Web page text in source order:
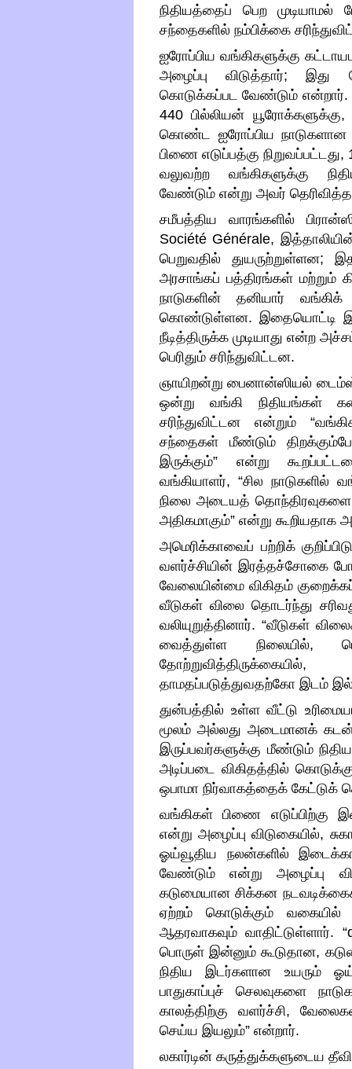
நிதியத்தைப் பெற முடியாமல்
சந்தைகளில் நம்பிக்கை
ஐரோப்பிய வங்கிகளுக்கு
அழைப்பு விடுத்தார்;இது
கொடுக்கப்பட வேண்டும் என்றார்.
440பில்லியன் யூரோக்களுக்கு
கொண்ட ஐரோப்பிய நாடுகளான
பிணை எடுப்பத்கு நிறுவப்பட்டது,
வலுவற்ற வங்கிகளுக்கு
வேண்டும் என்று அவர்
சமீபத்திய வாரங்களில்
Société Générale,
பெறுவதில் துயருற்றுள்ளன;
அரசாங்கப் பத்திரங்கள்
நாடுகளின் தனியார் வங்கிக்
கொண்டுள்ளன. இதையொட்டி
நீடித்திருக்க முடியாது என்ற
பெரிதும் சரிந்துவிட்டன.
ஞாயிறன்று பைனான்ஸியல்
ஒன்று வங்கி நிதியங்கள்
சரிந்துவிட்டன என்றும் “
சந்தைகள் மீண்டும்
இருக்கும்” என்று
வங்கியாளர், “சில நாடுகளில்
நிலை அடையத்
அதிகமாகும்” என்று கூறியதாக
அமெரிக்காவைப் பற்றிக்
வளர்ச்சியின் இரத்தச்சோகை
வேலையின்மை விகிதம்
வீடுகள் விலை தொடர்ந்து
வலியுறுத்தினார். “வீடுகள்
வைத்துள்ள நிலையில்,
தோற்றுவித்திருக்கையில்
தாமதப்படுத்துவதற்கோ இடம்
துன்பத்தில் உள்ள வீட்டு
மூலம் அல்லது அடைமானக்
இருப்பவர்களுக்கு மீண்டும்
அடிப்படை விகிதத்தில்
ஒபாமா நிர்வாகத்தைக் கேட்டுக்
வங்கிகள் பிணை எடுப்பிற்கு
என்று அழைப்பு விடுகையில்,
ஓய்வூதிய நலன்களில்
வேண்டும் என்று அழைப்பு
கடுமையான சிக்கன
ஏற்றம் கொடுக்கும் வகையில்
ஆதரவாகவும் வாதிட்டுள்ளார்.
பொருள் இன்னும் கூடுதான,
நிதிய இடர்களான உயரும்
பாதுகாப்புச் செலவுகளை
காலத்திற்கு வளர்ச்சி,
செய்ய இயலும்” என்றார்.
லகார்டின் கருத்துக்களுடைய